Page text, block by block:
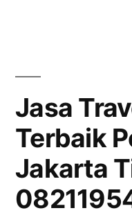
Jasa
Terbaik
Jakarta